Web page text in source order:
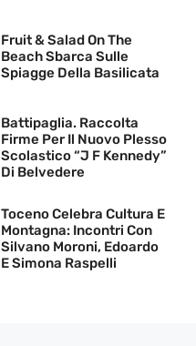
Fruit & Salad On The
Beach Sbarca Sulle
Spiagge Della Basilicata
Battipaglia. Raccolta
Firme Per Il Nuovo Plesso
Scolastico “J F Kennedy”
Di Belvedere
Toceno Celebra Cultura E
Montagna: Incontri Con
Silvano Moroni, Edoardo
E Simona Raspelli